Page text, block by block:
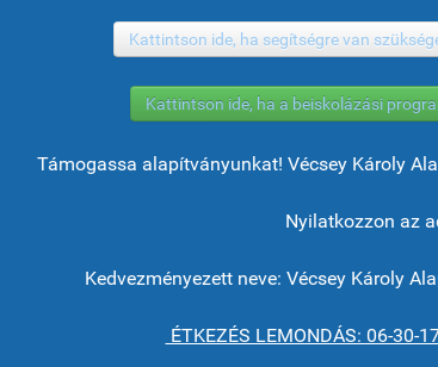
Kattintson ide, ha segítségre van
Kattintson ide, ha a beiskolázási
Támogassa alapítványunkat! Vécsey Károly
Nyilatkozzon az
Kedvezményezett neve: Vécsey Károly
ÉTKEZÉS LEMONDÁS: 06-30-